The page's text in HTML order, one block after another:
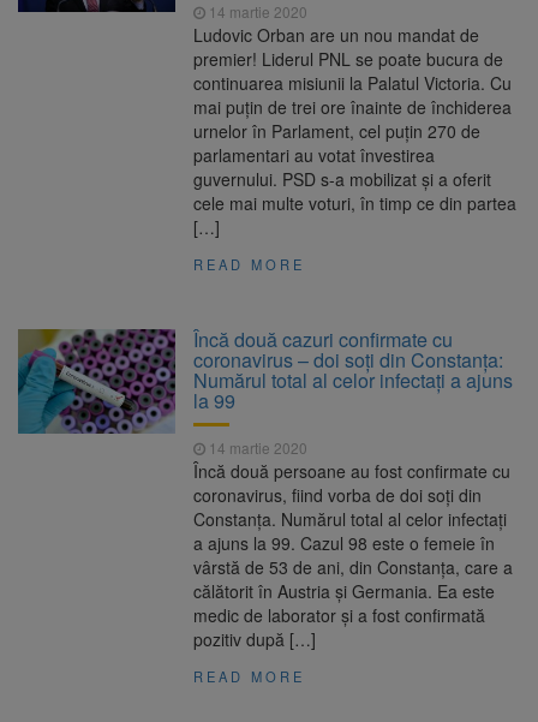
14 martie 2020
Ludovic Orban are un nou mandat de
premier! Liderul PNL se poate bucura de
continuarea misiunii la Palatul Victoria. Cu
mai puțin de trei ore înainte de închiderea
urnelor în Parlament, cel puțin 270 de
parlamentari au votat învestirea
guvernului. PSD s-a mobilizat și a oferit
cele mai multe voturi, în timp ce din partea
[…]
READ MORE
Încă două cazuri confirmate cu
coronavirus – doi soţi din Constanţa:
Numărul total al celor infectaţi a ajuns
la 99
14 martie 2020
Încă două persoane au fost confirmate cu
coronavirus, fiind vorba de doi soţi din
Constanţa. Numărul total al celor infectaţi
a ajuns la 99. Cazul 98 este o femeie în
vârstă de 53 de ani, din Constanţa, care a
călătorit în Austria şi Germania. Ea este
medic de laborator şi a fost confirmată
pozitiv după […]
READ MORE